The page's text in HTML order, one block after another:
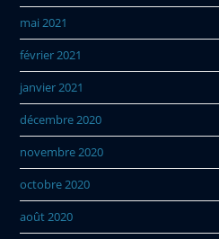
mai 2021
février 2021
janvier 2021
décembre 2020
novembre 2020
octobre 2020
août 2020